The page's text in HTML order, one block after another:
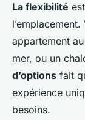
La flexibilité
appartement
mer, ou un
d’options fait
expérience
besoins.